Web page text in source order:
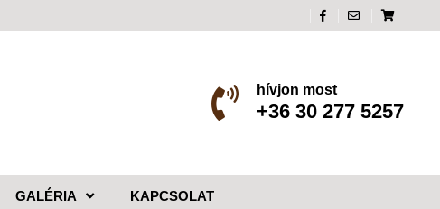
hívjon most
+36 30 277 5257
GALÉRIA KAPCSOLAT